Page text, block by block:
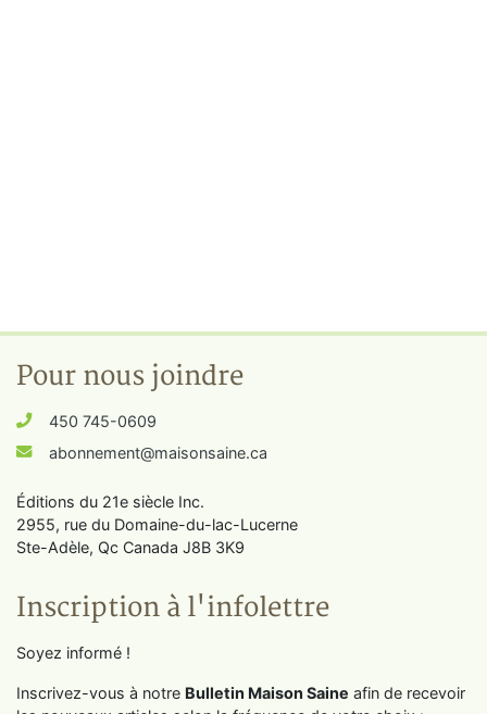
Pour nous joindre
450 745-0609
abonnement@maisonsaine.ca
Éditions du 21e siècle Inc.
2955, rue du Domaine-du-lac-Lucerne
Ste-Adèle, Qc Canada J8B 3K9
Inscription à l'infolettre
Soyez informé !
Inscrivez-vous à notre Bulletin Maison Saine afin de recevoir